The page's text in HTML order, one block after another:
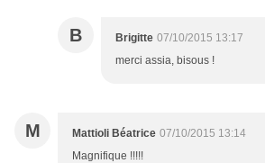
B Brigitte 07/10/2015 13:17
merci assia, bisous !
M Mattioli Béatrice 07/10/2015 13:14
Magnifique !!!!!